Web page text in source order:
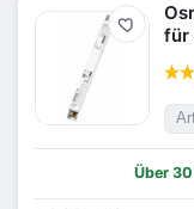
Merkenfür
Über